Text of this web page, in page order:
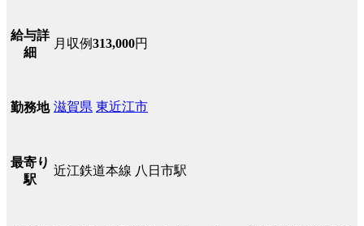
給与詳
細
月収例313,000円
勤務地 滋賀県 東近江市
最寄り
駅
近江鉄道本線 八日市駅